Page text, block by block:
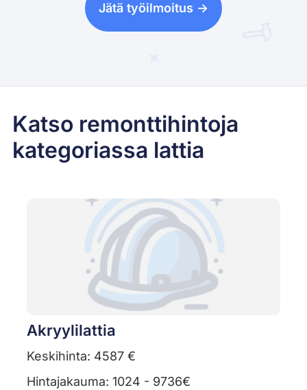
Jätä työilmoitus ->
Katso remonttihintoja
kategoriassa lattia
Akryylilattia
Keskihinta: 4587 €
Hintajakauma: 1024 - 9736€